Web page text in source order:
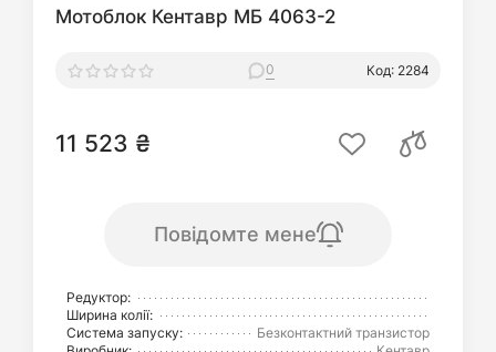
Мотоблок Кентавр МБ 4063-2
0 Код: 2284
11 523 ₴
Повідомте мене
Редуктор:
Ширина колії:
Система запуску:
Безконтактний транзистор